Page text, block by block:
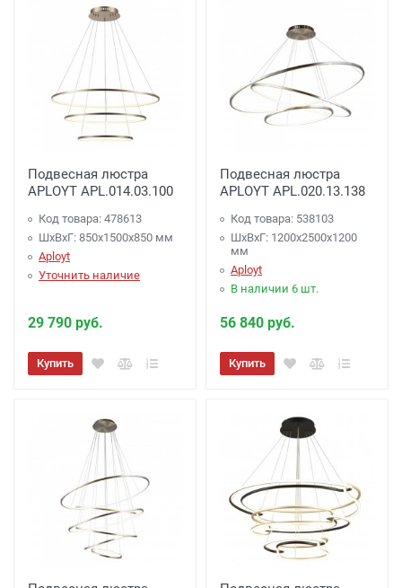
Подвесная люстра
APLOYT APL.014.03.100
Код товара: 478613
ШхВхГ: 850x1500x850 мм
Aployt
Уточнить наличие
29 790 руб.
Купить
Подвесная люстра
APLOYT APL.020.13.138
Код товара: 538103
ШхВхГ: 1200x2500x1200
мм
Aployt
В наличии 6 шт.
56 840 руб.
Купить